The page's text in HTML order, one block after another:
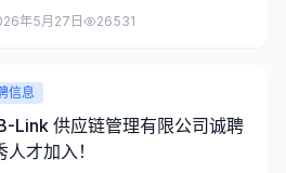
高棉语 -有税务/会计经验者优先...
年5月27日 26531
信息
Link 供应链管理有限公司诚聘
人才加入！